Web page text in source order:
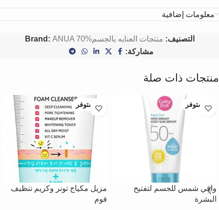
معلومات إضافية
التصنيف: منتجات العنايه بالجسم Brand: ANUA 70%
مشاركة:
منتجات ذات صلة
غير متوفر
واقي شمس للجسم لتفتيح
البشرة
غير متوفر
مزيل مكياج تونر وكريم تنظيف
فوم